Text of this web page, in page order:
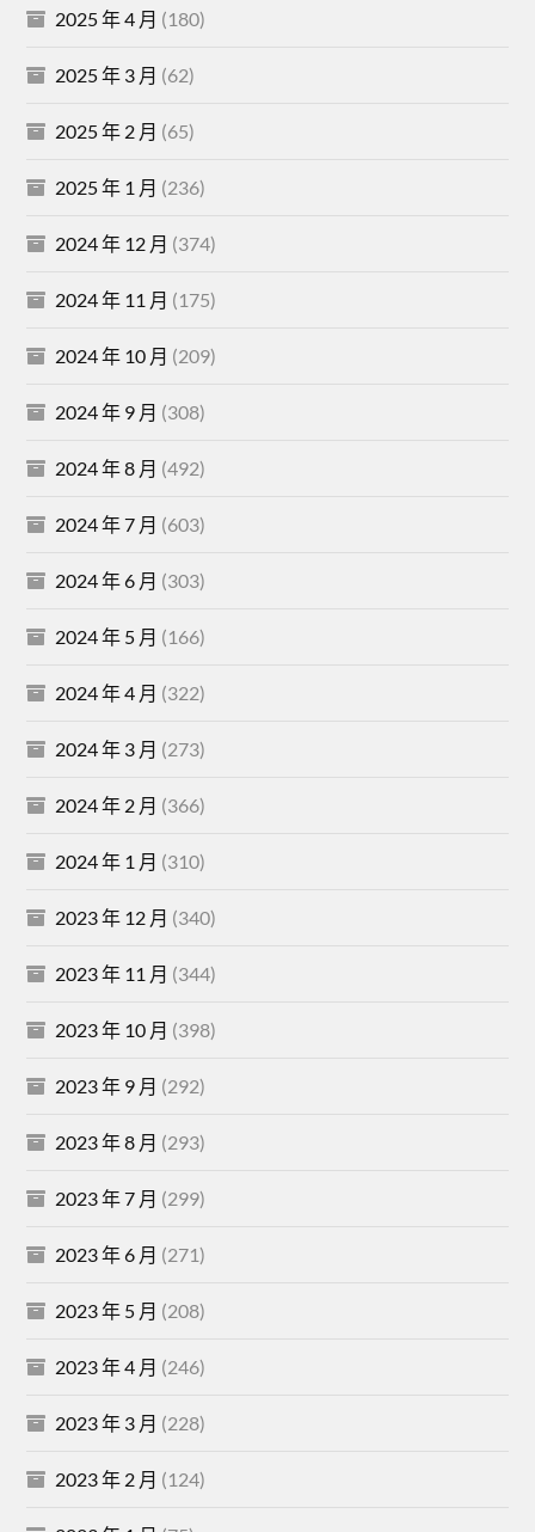
2025 年 4 月 (180)
2025 年 3 月 (62)
2025 年 2 月 (65)
2025 年 1 月 (236)
2024 年 12 月 (374)
2024 年 11 月 (175)
2024 年 10 月 (209)
2024 年 9 月 (308)
2024 年 8 月 (492)
2024 年 7 月 (603)
2024 年 6 月 (303)
2024 年 5 月 (166)
2024 年 4 月 (322)
2024 年 3 月 (273)
2024 年 2 月 (366)
2024 年 1 月 (310)
2023 年 12 月 (340)
2023 年 11 月 (344)
2023 年 10 月 (398)
2023 年 9 月 (292)
2023 年 8 月 (293)
2023 年 7 月 (299)
2023 年 6 月 (271)
2023 年 5 月 (208)
2023 年 4 月 (246)
2023 年 3 月 (228)
2023 年 2 月 (124)